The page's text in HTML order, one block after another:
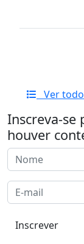
Ver
Inscreva-se
houver
Inscrever